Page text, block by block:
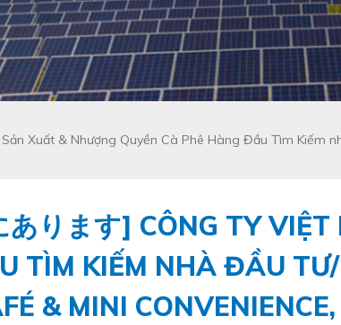
Xuất & Nhượng Quyền Cà Phê Hàng Đầu Tìm Kiếm
ります] CÔNG TY
TÌM KIẾM NHÀ ĐẦU
& MINI